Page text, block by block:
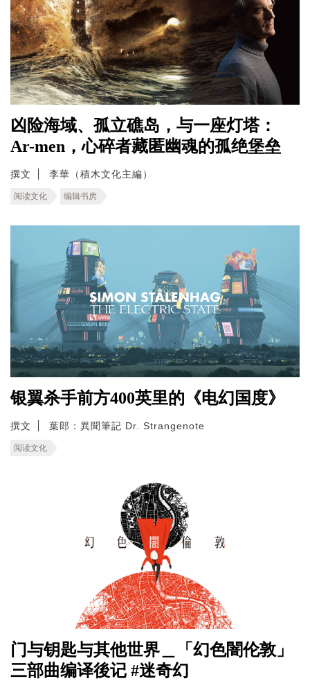
凶险海域、孤立礁岛，与一座灯塔：
Ar-men，心碎者藏匿幽魂的孤绝堡垒
撰文 李華（積木文化主編）
阅读文化 编辑书房
银翼杀手前方400英里的《电幻国度》
撰文 葉郎：異聞筆記 Dr. Strangenote
阅读文化
门与钥匙与其他世界＿「幻色闇伦敦」
三部曲编译後记 #迷奇幻